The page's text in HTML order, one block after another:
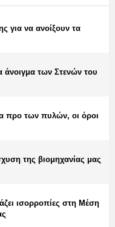
για να ανοίξουν τα
άνοιγμα των Στενών του
προ των πυλών, οι όροι
της βιομηχανίας μας
ισορροπίες στη Μέση